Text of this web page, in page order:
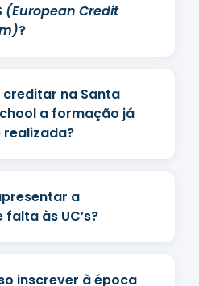
(European Credit
?
na Santa
a formação já
a
às UC’s?
inscrever à época